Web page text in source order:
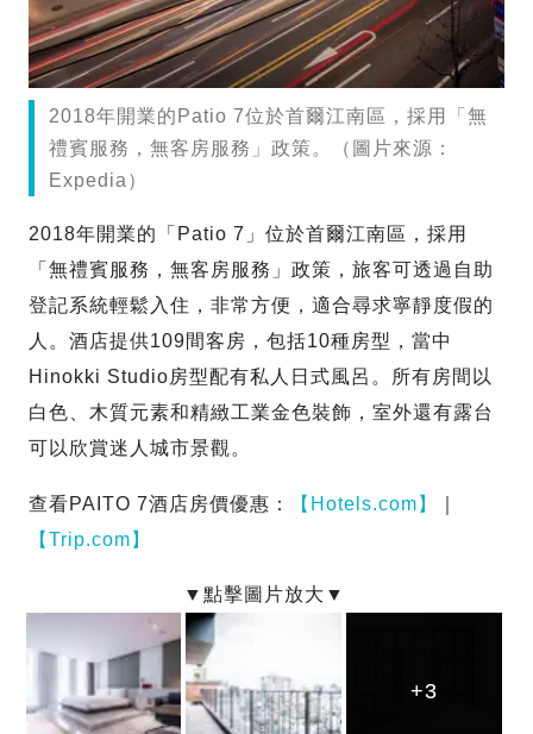
2018年開業的Patio 7位於首爾江南區，採用「無
禮賓服務，無客房服務」政策。（圖片來源：
Expedia）
2018年開業的「Patio 7」位於首爾江南區，採用
「無禮賓服務，無客房服務」政策，旅客可透過自助
登記系統輕鬆入住，非常方便，適合尋求寧靜度假的
人。酒店提供109間客房，包括10種房型，當中
Hinokki Studio房型配有私人日式風呂。所有房間以
白色、木質元素和精緻工業金色裝飾，室外還有露台
可以欣賞迷人城市景觀。
查看PAITO 7酒店房價優惠： 【Hotels.com】
【Trip.com】
+3
+3
+3